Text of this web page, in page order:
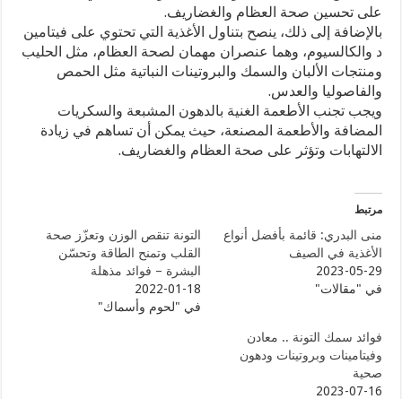
على تحسين صحة العظام والغضاريف.
بالإضافة إلى ذلك، ينصح بتناول الأغذية التي تحتوي على فيتامين
د والكالسيوم، وهما عنصران مهمان لصحة العظام، مثل الحليب
ومنتجات الألبان والسمك والبروتينات النباتية مثل الحمص
والفاصوليا والعدس.
ويجب تجنب الأطعمة الغنية بالدهون المشبعة والسكريات
المضافة والأطعمة المصنعة، حيث يمكن أن تساهم في زيادة
الالتهابات وتؤثر على صحة العظام والغضاريف.
مرتبط
منى البدري: قائمة بأفضل أنواع
الأغذية في الصيف
2023-05-29
في "مقالات"
التونة تنقص الوزن وتعزّز صحة
القلب وتمنح الطاقة وتحسّن
البشرة – فوائد مذهلة
2022-01-18
في "لحوم وأسماك"
فوائد سمك التونة .. معادن
وفيتامينات وبروتينات ودهون
صحية
2023-07-16